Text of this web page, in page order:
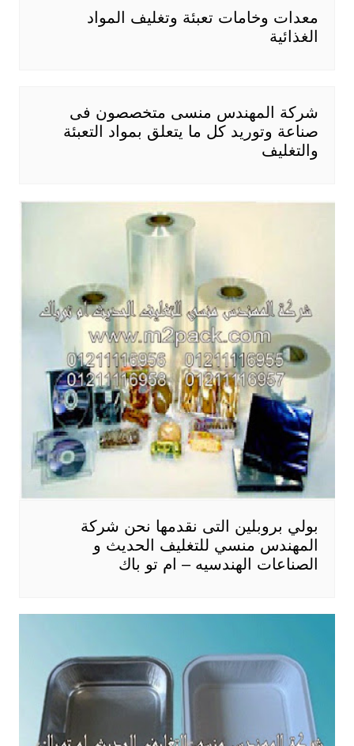
معدات وخامات تعبئة وتغليف المواد
الغذائية
شركة المهندس منسى متخصصون فى
صناعة وتوريد كل ما يتعلق بمواد التعبئة
والتغليف
بولي بروبلين التى نقدمها نحن شركة
المهندس منسي للتغليف الحديث و
الصناعات الهندسيه – ام تو باك